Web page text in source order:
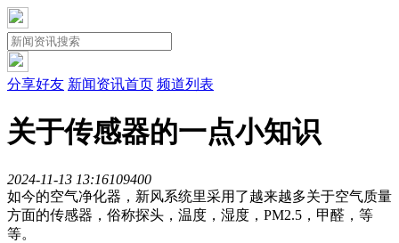
分享好友 新闻资讯首页 频道列表
关于传感器的一点小知识
2024-11-13 13:16109400
如今的空气净化器，新风系统里采用了越来越多关于空气质量
方面的传感器，俗称探头，温度，湿度，PM2.5，甲醛，等
等。